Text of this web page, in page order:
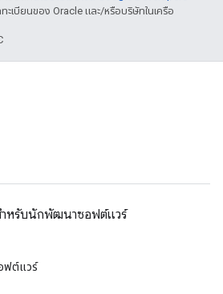
ะเบียนของ Oracle และ/หรือบริษัทในเครือ
หรับนักพัฒนาซอฟต์แวร์
ฟต์แวร์